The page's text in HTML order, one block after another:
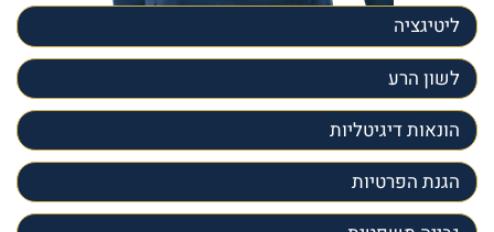
ליטיגציה
לשון הרע
הונאות דיגיטליות
הגנת הפרטיות